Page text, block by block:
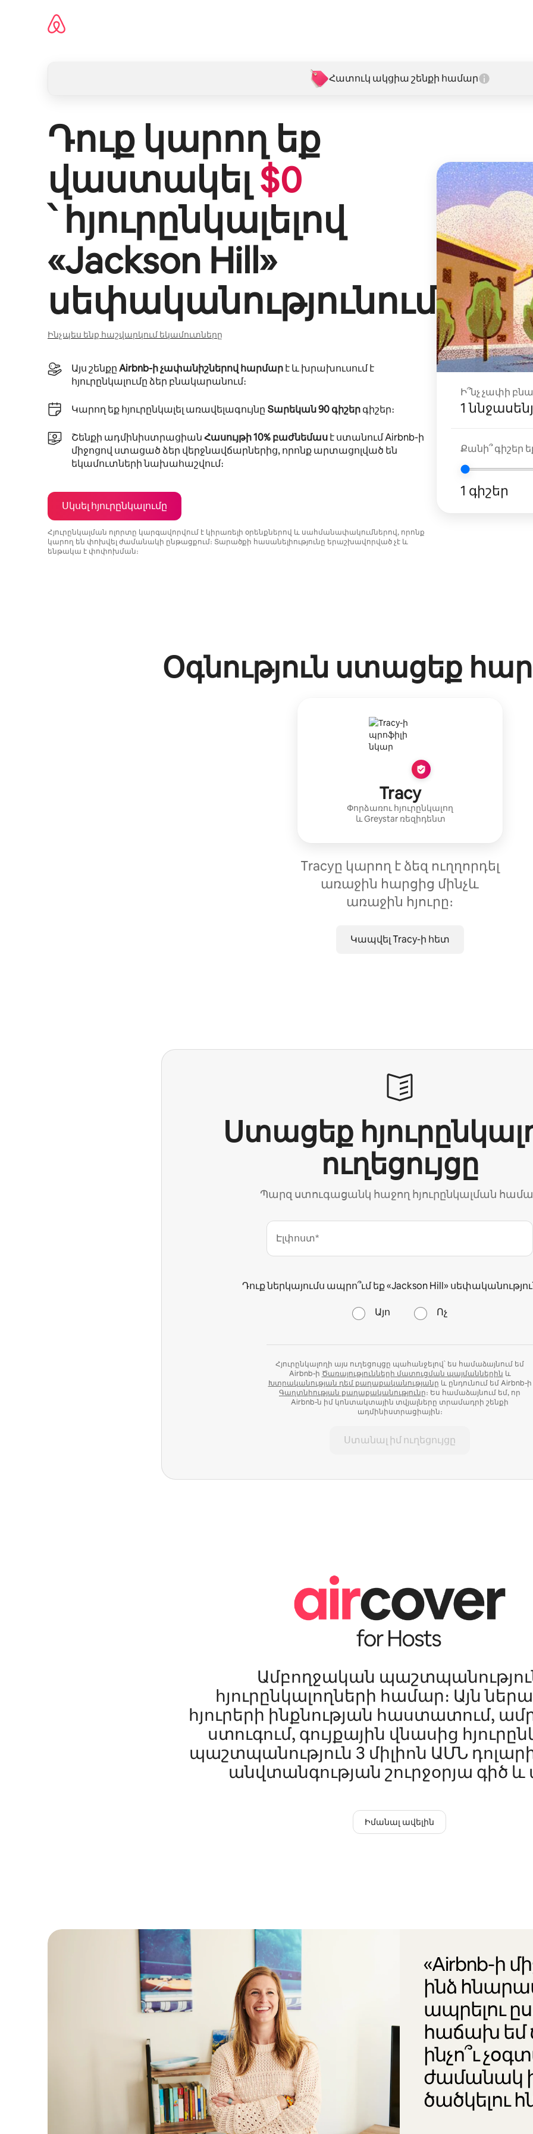
Հատուկ ակցիա շենքի համար
Դուք կարող եք
վաստակել $0
՝ հյուրընկալելով
«Jackson Hill»
սեփականությունում
Ինչպես ենք հաշվարկում եկամուտները
Այս շենքըAirbnb-ի չափանիշներով հարմարէ և խրախուսում է
հյուրընկալումը ձեր բնակարանում։
Կարող եք հյուրընկալել առավելագույնը Տարեկան 90 գիշերգիշեր։
Շենքի ադմինիստրացիանՀասույթի 10% բաժնեմասէ ստանում Airbnb-ի
միջոցով ստացած ձեր վերջնավճարներից, որոնք արտացոլված են
եկամուտների նախահաշվում։
Սկսել հյուրընկալումը
Հյուրընկալման ոլորտը կարգավորվում է կիրառելի օրենքներով և սահմանափակումներով, որոնք
կարող են փոխվել ժամանակի ընթացքում։ Տարածքի հասանելիությունը երաշխավորված չէ և
ենթակա է փոփոխման։
Ի՞նչ չափի
1
Քանի՞ գիշեր
1 գիշեր
Օգնություն ստացեք
Tracy
Փորձառու հյուրընկալող
ևGreystar ռեզիդենտ
Tracyը կարող է ձեզ ուղղորդել
առաջին հարցից մինչև
առաջին հյուրը։
Կապվել Tracy-ի հետ
Ստացեք
ուղեցույցը
Պարզ ստուգացանկ հաջող հյուրընկալման
Էլփոստ*
Դուք ներկայումս ապրո՞ւմ եք «Jackson Hill»
Այո Ոչ
Հյուրընկալողի այս ուղեցույցը պահանջելով՝ ես համաձայնում եմ
Airbnb-ի Ծառայությունների մատուցման պայմաններին և
Խտրականության դեմ քաղաքականությանը և ընդունում եմ Airbnb-ի
Գաղտնիության քաղաքականությունը։ Ես համաձայնում եմ, որ
Airbnb-ն իմ կոնտակտային տվյալները տրամադրի շենքի
ադմինիստրացիային։
Ստանալ իմ ուղեցույցը
Ամբողջական
հյուրընկալողների համար։ Այն
հյուրերի ինքնության հաստատում,
ստուգում, գույքային վնասից
պաշտպանություն 3 միլիոն ԱՄՆ
անվտանգության շուրջօրյա գիծ և
Իմանալ ավելին
«Airbnb-ի
ինձ
ապրելու
հաճախ եմ
ինչո՞ւ
ժամանակ
ծածկելու